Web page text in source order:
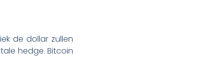
de dollar zullen
hedge. Bitcoin